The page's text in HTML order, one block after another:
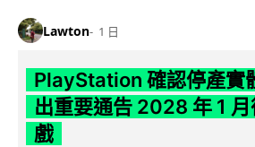
Lawton 1 日
PlayStation 確認停產實
出重要通告 2028 年 1
戲